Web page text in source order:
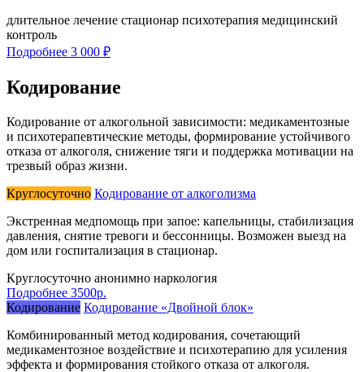
длительное лечение стационар психотерапия медицинский
контроль
Подробнее 3 000 ₽
Кодирование
Кодирование от алкогольной зависимости: медикаментозные
и психотерапевтические методы, формирование устойчивого
отказа от алкоголя, снижение тяги и поддержка мотивации на
трезвый образ жизни.
Круглосуточно Кодирование от алкоголизма
Экстренная медпомощь при запое: капельницы, стабилизация
давления, снятие тревоги и бессонницы. Возможен выезд на
дом или госпитализация в стационар.
Круглосуточно анонимно наркология
Подробнее 3500р.
Кодирование Кодирование «Двойной блок»
Комбинированный метод кодирования, сочетающий
медикаментозное воздействие и психотерапию для усиления
эффекта и формирования стойкого отказа от алкоголя.